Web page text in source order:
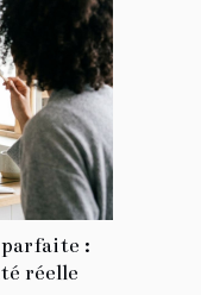
parfaite :
réelle